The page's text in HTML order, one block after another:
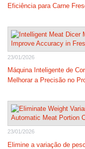
Eficiência para Carne
23/01/2026
Máquina Inteligente de
Melhorar a Precisão no
23/01/2026
Elimine a variação de